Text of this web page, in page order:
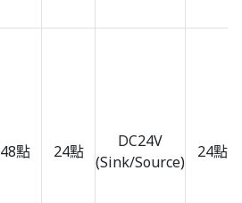
48點 24點
DC24V
(Sink/Source)
24點